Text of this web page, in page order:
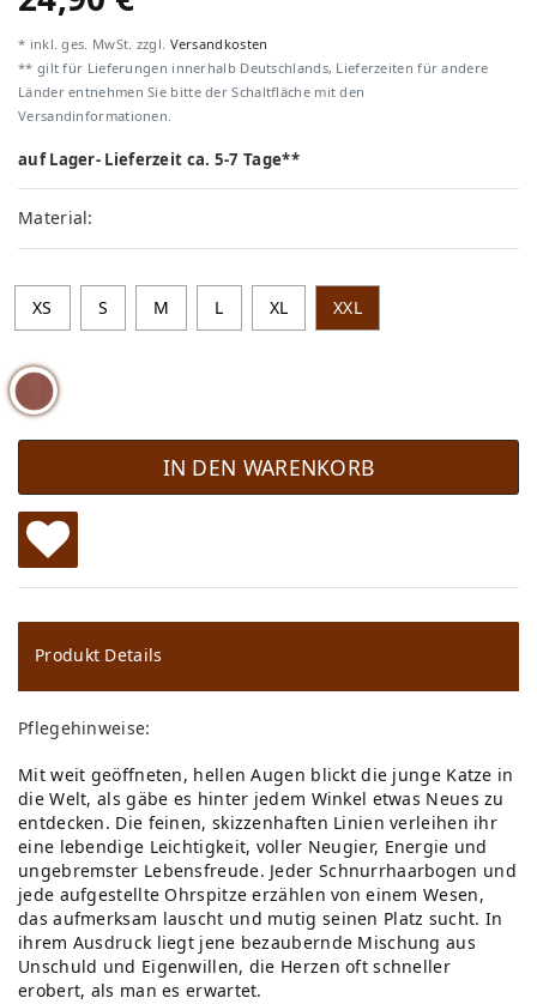
* inkl. ges. MwSt. zzgl. Versandkosten
** gilt für Lieferungen innerhalb Deutschlands, Lieferzeiten für andere
Länder entnehmen Sie bitte der Schaltfläche mit den
Versandinformationen.
auf Lager- Lieferzeit ca. 5-7 Tage**
Material:
XS S M L XL XXL
IN DEN WARENKORB
W
u
ns
ch
lis
te
Produkt Details
Pflegehinweise:
Mit weit geöffneten, hellen Augen blickt die junge Katze in
die Welt, als gäbe es hinter jedem Winkel etwas Neues zu
entdecken. Die feinen, skizzenhaften Linien verleihen ihr
eine lebendige Leichtigkeit, voller Neugier, Energie und
ungebremster Lebensfreude. Jeder Schnurrhaarbogen und
jede aufgestellte Ohrspitze erzählen von einem Wesen,
das aufmerksam lauscht und mutig seinen Platz sucht. In
ihrem Ausdruck liegt jene bezaubernde Mischung aus
Unschuld und Eigenwillen, die Herzen oft schneller
erobert, als man es erwartet.